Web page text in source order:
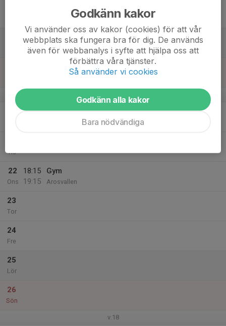
14:15
16:00
Fotbollsträning
Plåthallen
Tis
22
Ons
18:15
19:15
Gym
Arosvallen
23
Tor
24
Fre
25
Lör
26
Sön
v.18
Godkänn kakor
Vi använder oss av kakor (cookies) för att vår
webbplats ska fungera bra för dig. De används
även för webbanalys i syfte att hjälpa oss att
förbättra våra tjänster.
Så använder vi cookies
Godkänn alla kakor
Bara nödvändiga